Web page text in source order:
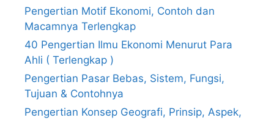
Pengertian Motif Ekonomi, Contoh dan
Macamnya Terlengkap
40 Pengertian Ilmu Ekonomi Menurut Para
Ahli ( Terlengkap )
Pengertian Pasar Bebas, Sistem, Fungsi,
Tujuan & Contohnya
Pengertian Konsep Geografi, Prinsip, Aspek,